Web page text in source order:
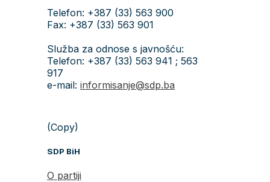
Telefon: +387 (33) 563 900
Fax: +387 (33) 563 901
Služba za odnose s javnošću:
Telefon: +387 (33) 563 941 ; 563
917
e-mail: informisanje@sdp.ba
(Copy)
SDP BiH
O partiji